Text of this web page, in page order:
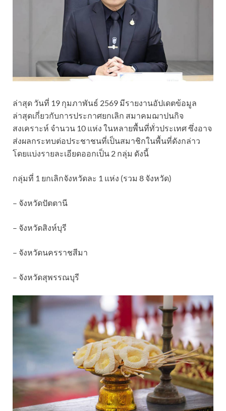
ล่าสุด วันที่ 19 กุมภาพันธ์ 2569 มีรายงานอัปเดตข้อมูล
ล่าสุดเกี่ยวกับการประกาศยกเลิก สมาคมฌาปนกิจ
สงเคราะห์ จำนวน 10 แห่ง ในหลายพื้นที่ทั่วประเทศ ซึ่งอาจ
ส่งผลกระทบต่อประชาชนที่เป็นสมาชิกในพื้นที่ดังกล่าว
โดยแบ่งรายละเอียดออกเป็น 2 กลุ่ม ดังนี้
กลุ่มที่ 1 ยกเลิกจังหวัดละ 1 แห่ง (รวม 8 จังหวัด)
– จังหวัดปัตตานี
– จังหวัดสิงห์บุรี
– จังหวัดนครราชสีมา
– จังหวัดสุพรรณบุรี